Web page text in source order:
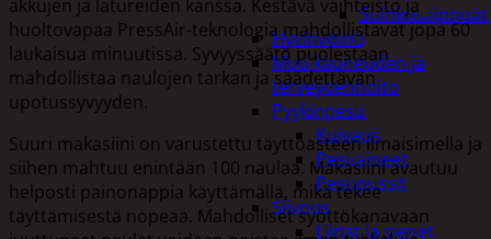
Suihkusaippuat
Hyvinvointi
Muu kauneuden ja
terveydenhoito
Pyykinpesu
Kuivaus
Pesuaineet
Pesupussit
Siivous
Liinat ja sienet
akkujen ja latureiden kanssa. Kestävä vaihteisto ja
huoltovapaa PressAir-teknologia mahdollistavat jopa 60
laukaisua minuutissa. Syvyyssäätö puolestaan
mahdollistaa naulojen tarkan ja säädettävän
upotussyvyyden.
Suuri makasiini on varustettu täyttöasteen ilmaisimella ja
siihen mahtuu enintään 100 naulaa. Makasiini avautuu
helposti painonappia käyttämällä, mikä tekee
täyttämisestä nopeaa. Mahdolliset syöttökanavaan